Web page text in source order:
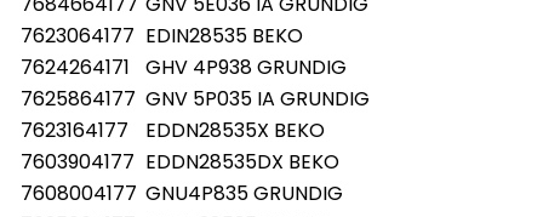
7623064177 EDIN28535 BEKO
7624264171
GHV 4P938 GRUNDIG
7625864177 GNV 5P035 IA GRUNDIG
7623164177
EDDN28535X BEKO
7603904177 EDDN28535DX BEKO
7608004177 GNU4P835 GRUNDIG